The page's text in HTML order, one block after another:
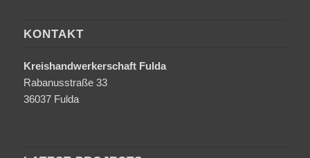
KONTAKT
Kreishandwerkerschaft Fulda
Rabanusstraße 33
36037 Fulda